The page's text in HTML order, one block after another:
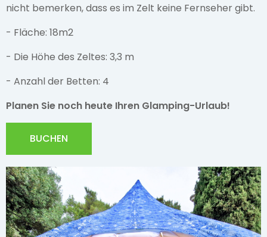
nicht bemerken, dass es im Zelt keine Fernseher gibt.
- Fläche: 18m2
- Die Höhe des Zeltes: 3,3 m
- Anzahl der Betten: 4
Planen Sie noch heute Ihren Glamping-Urlaub!
BUCHEN